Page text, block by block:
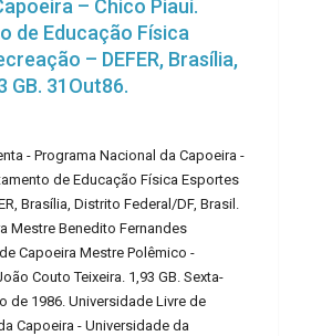
– Chico Piauí.
de Educação Física
– DEFER, Brasília,
GB. 31Out86.
- Programa Nacional da Capoeira -
de Educação Física Esportes
Brasília, Distrito Federal/DF, Brasil.
Mestre Benedito Fernandes
Capoeira Mestre Polêmico -
Couto Teixeira. 1,93 GB. Sexta-
de 1986. Universidade Livre de
Capoeira - Universidade da